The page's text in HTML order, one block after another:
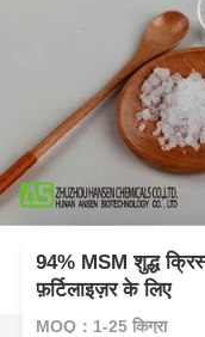
94% MSM शुद्ध
फ़र्टिलाइज़र के लिए
MOQ：1-25 किग्रा